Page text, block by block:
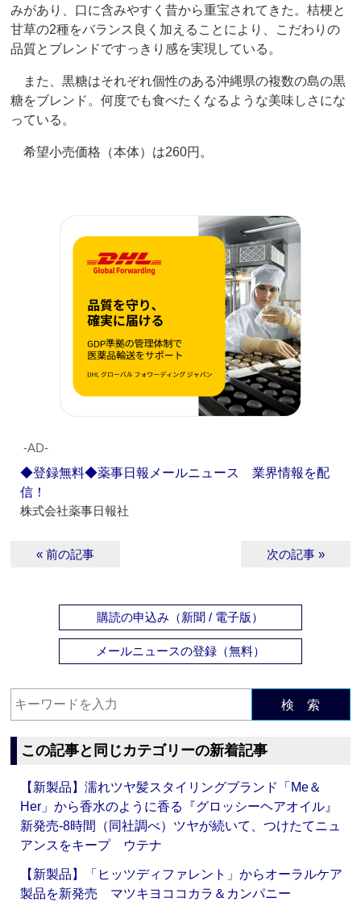
みがあり、口に含みやすく昔から重宝されてきた。桔梗と
甘草の2種をバランス良く加えることにより、こだわりの
品質とブレンドですっきり感を実現している。
また、黒糖はそれぞれ個性のある沖縄県の複数の島の黒
糖をブレンド。何度でも食べたくなるような美味しさにな
っている。
希望小売価格（本体）は260円。
‐AD‐
◆登録無料◆薬事日報メールニュース 業界情報を配
信！
株式会社薬事日報社
« 前の記事 次の記事 »
購読の申込み（新聞 / 電子版）
メールニュースの登録（無料）
検 索
この記事と同じカテゴリーの新着記事
【新製品】濡れツヤ髪スタイリングブランド「Me＆
Her」から香水のように香る『グロッシーヘアオイル』
新発売‐8時間（同社調べ）ツヤが続いて、つけたてニュ
アンスをキープ ウテナ
【新製品】「ヒッツディファレント」からオーラルケア
製品を新発売 マツキヨココカラ＆カンパニー